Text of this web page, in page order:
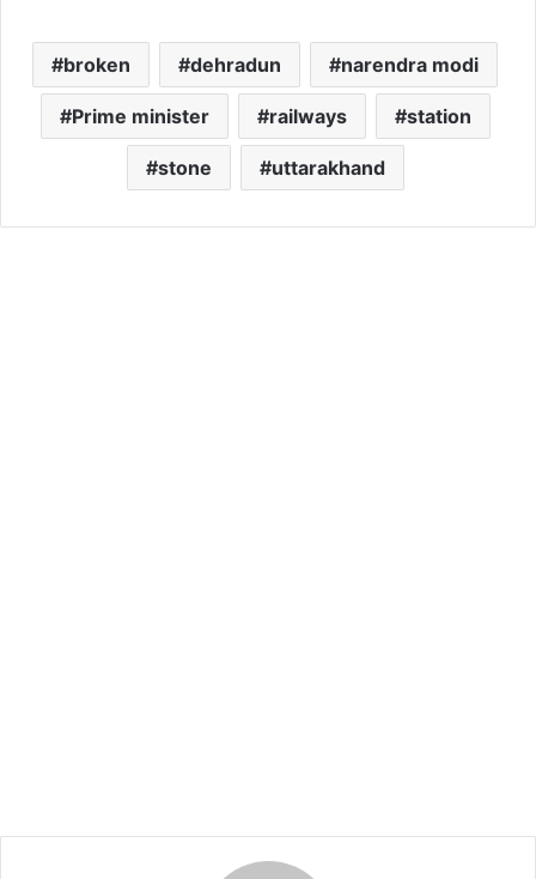
broken dehradun narendra modi
Prime minister railways station
stone uttarakhand